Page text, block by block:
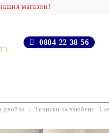
магазин!
0884 22 38 56
двойки Тениски за влюбени